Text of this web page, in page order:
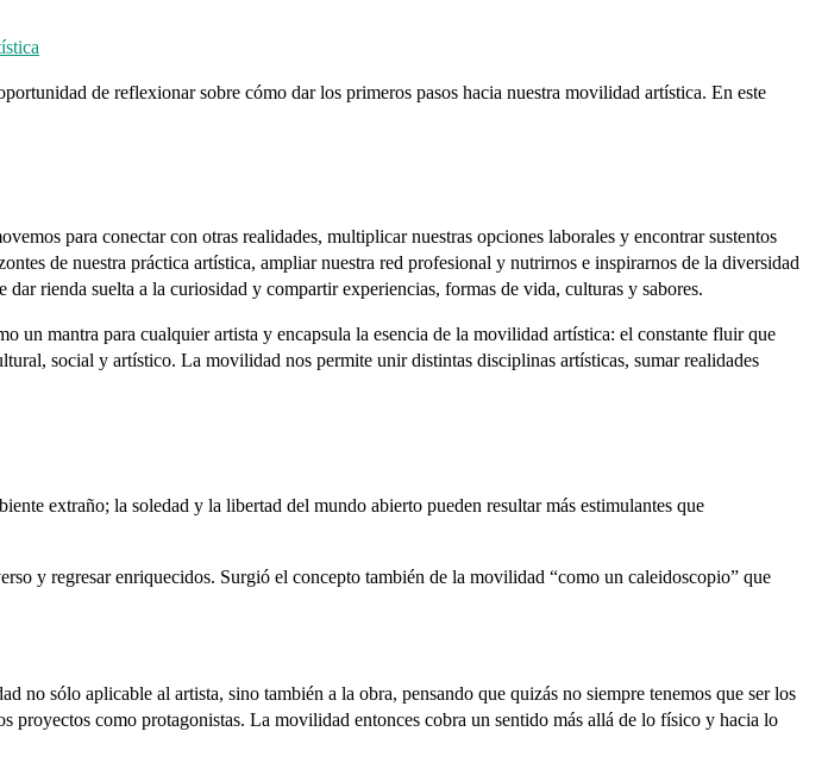
de reflexionar sobre cómo dar los primeros pasos hacia nuestra movilidad artística. En este
para conectar con otras realidades, multiplicar nuestras opciones laborales y encontrar sustentos
de nuestra práctica artística, ampliar nuestra red profesional y nutrirnos e inspirarnos de la diversidad
rienda suelta a la curiosidad y compartir experiencias, formas de vida, culturas y sabores.
un mantra para cualquier artista y encapsula la esencia de la movilidad artística: el constante fluir que
social y artístico. La movilidad nos permite unir distintas disciplinas artísticas, sumar realidades
extraño; la soledad y la libertad del mundo abierto pueden resultar más estimulantes que
y regresar enriquecidos. Surgió el concepto también de la movilidad “como un caleidoscopio” que
sólo aplicable al artista, sino también a la obra, pensando que quizás no siempre tenemos que ser los
proyectos como protagonistas. La movilidad entonces cobra un sentido más allá de lo físico y hacia lo